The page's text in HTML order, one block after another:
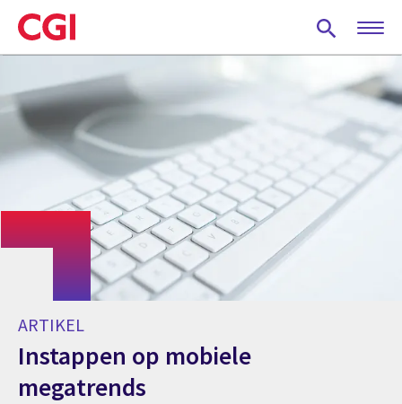
Skip
to
main
ARTIKEL
Instappen op mobiele
megatrends